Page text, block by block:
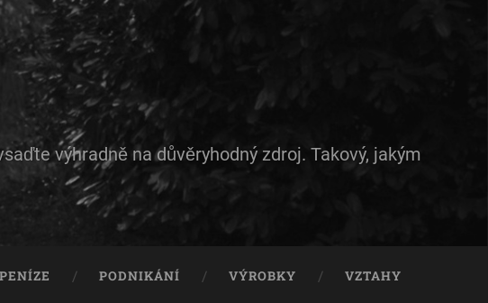
výhradně na důvěryhodný zdroj. Takový, jakým
PENÍZE PODNIKÁNÍ VÝROBKY VZTAHY